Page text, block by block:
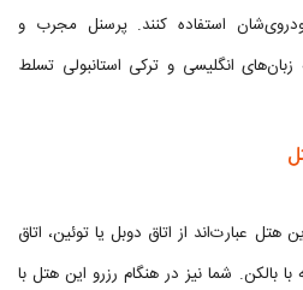
استفاده کنند. پرسنل مجرب و
انگلیسی و ترکی استانبولی تسلط
هتل عبارت‌اند از اتاق دوبل یا توئین، اتاق
با بالکن. شما نیز در هنگام رزرو این هتل با